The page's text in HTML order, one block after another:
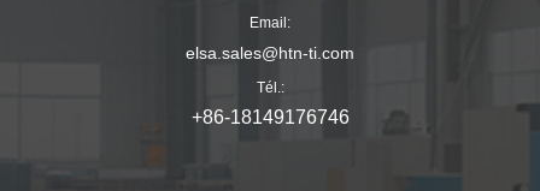
Email:
elsa.sales@htn-ti.com
Tél.:
+86-18149176746